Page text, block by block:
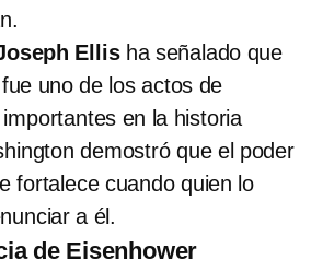
Ellisha señalado que
uno de los actos de
importantes en la historia
demostró que el poder
fortalece cuando quien lo
a él.
de Eisenhower